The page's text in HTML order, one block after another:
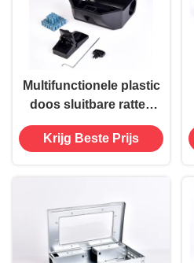
Multifunctionele plastic
doos sluitbare ratten
muizen muisval
lokaasstation met
Krijg Beste Prijs